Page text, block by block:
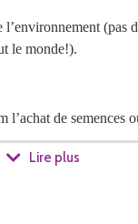
(pas
le monde!).
l’achat de semences
Lire plus